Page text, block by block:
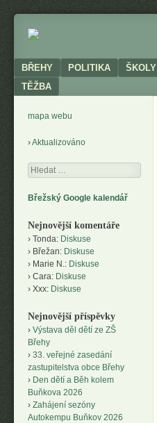
BŘEHY
Neoficiální
obce
Menu
SKIP TO CONTENT
BŘEHY POLITIKA ŠKOLY
TĚŽBA
mapa webu
Aktualizováno
Hledání
Břežský Google kalendář
Nejnovější komentáře
Tonda: Diskuse
Břežan: Diskuse
Marie N.: Diskuse
Cara: Diskuse
Xxx: Diskuse
Nejnovější příspěvky
Výstava děl dětí ze ZŠ
Břehy
33. veřejné zasedání
zastupitelstva obce Břehy
Den dětí a Běh kolem
Buňkova 2026
Zahájení sezóny
Autokempu Buňkov 2026